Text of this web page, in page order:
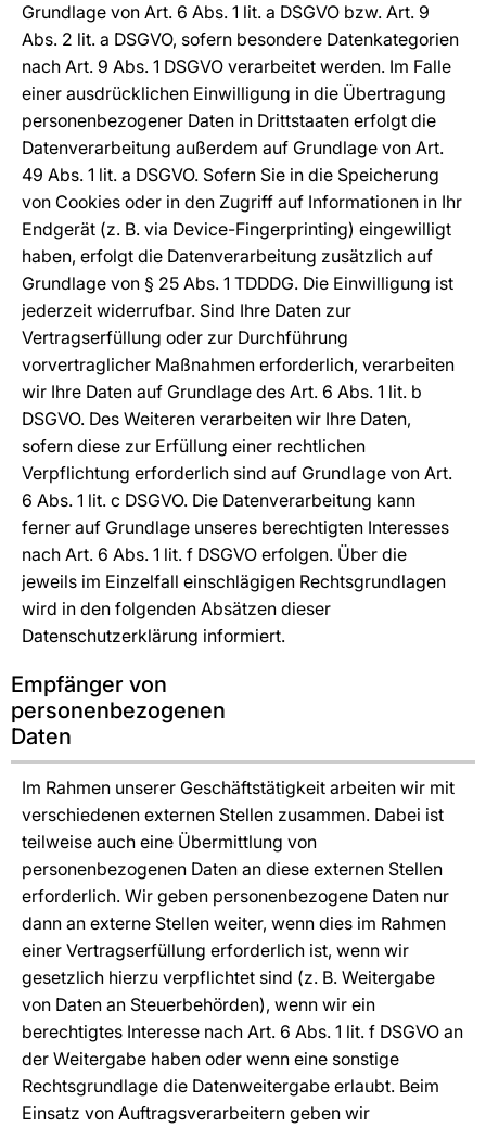
Grundlage von Art. 6 Abs. 1 lit. a DSGVO bzw. Art. 9
Abs. 2 lit. a DSGVO, sofern besondere Datenkategorien
nach Art. 9 Abs. 1 DSGVO verarbeitet werden. Im Falle
einer ausdrücklichen Einwilligung in die Übertragung
personenbezogener Daten in Drittstaaten erfolgt die
Datenverarbeitung außerdem auf Grundlage von Art.
49 Abs. 1 lit. a DSGVO. Sofern Sie in die Speicherung
von Cookies oder in den Zugriff auf Informationen in Ihr
Endgerät (z. B. via Device-Fingerprinting) eingewilligt
haben, erfolgt die Datenverarbeitung zusätzlich auf
Grundlage von § 25 Abs. 1 TDDDG. Die Einwilligung ist
jederzeit widerrufbar. Sind Ihre Daten zur
Vertragserfüllung oder zur Durchführung
vorvertraglicher Maßnahmen erforderlich, verarbeiten
wir Ihre Daten auf Grundlage des Art. 6 Abs. 1 lit. b
DSGVO. Des Weiteren verarbeiten wir Ihre Daten,
sofern diese zur Erfüllung einer rechtlichen
Verpflichtung erforderlich sind auf Grundlage von Art.
6 Abs. 1 lit. c DSGVO. Die Datenverarbeitung kann
ferner auf Grundlage unseres berechtigten Interesses
nach Art. 6 Abs. 1 lit. f DSGVO erfolgen. Über die
jeweils im Einzelfall einschlägigen Rechtsgrundlagen
wird in den folgenden Absätzen dieser
Datenschutzerklärung informiert.
Empfänger von
personenbezogenen
Daten
Im Rahmen unserer Geschäftstätigkeit arbeiten wir mit
verschiedenen externen Stellen zusammen. Dabei ist
teilweise auch eine Übermittlung von
personenbezogenen Daten an diese externen Stellen
erforderlich. Wir geben personenbezogene Daten nur
dann an externe Stellen weiter, wenn dies im Rahmen
einer Vertragserfüllung erforderlich ist, wenn wir
gesetzlich hierzu verpflichtet sind (z. B. Weitergabe
von Daten an Steuerbehörden), wenn wir ein
berechtigtes Interesse nach Art. 6 Abs. 1 lit. f DSGVO an
der Weitergabe haben oder wenn eine sonstige
Rechtsgrundlage die Datenweitergabe erlaubt. Beim
Einsatz von Auftragsverarbeitern geben wir